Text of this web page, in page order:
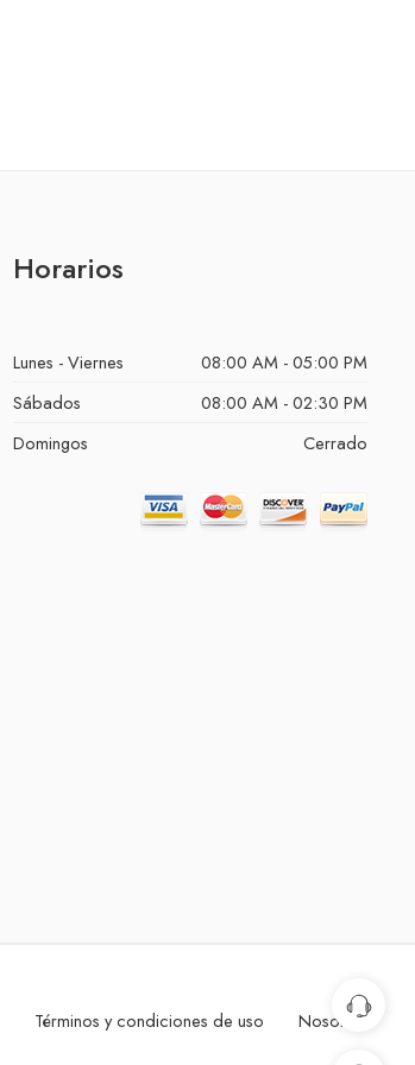
Horarios
Lunes - Viernes
08:00 AM - 05:00 PM
Sábados
08:00 AM - 02:30 PM
Domingos
Cerrado
Términos y condiciones de uso Nosotros